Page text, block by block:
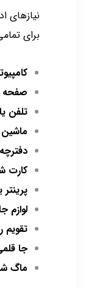
نیازهای
برای
صفحه
تلفن
کارت
لوازم
تقویم
جا
ماگ